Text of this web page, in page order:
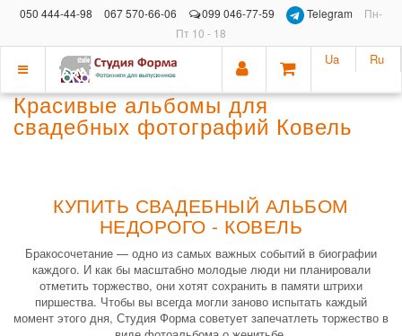
050 444-44-98 067 570-66-06 099 046-77-59 Telegram
Пн-
Пт 10 - 18
Показать
меню
Ua Ru
Красивые альбомы для
свадебных фотографий Ковель
КУПИТЬ СВАДЕБНЫЙ АЛЬБОМ
НЕДОРОГО - КОВЕЛЬ
Бракосочетание — одно из самых важных событий в биографии
каждого. И как бы масштабно молодые люди ни планировали
отметить торжество, они хотят сохранить в памяти штрихи
пиршества. Чтобы вы всегда могли заново испытать каждый
момент этого дня, Студия Форма советует запечатлеть торжество в